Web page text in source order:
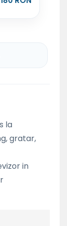
la
gratar,
in